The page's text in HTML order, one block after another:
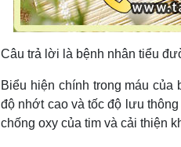
Câu trả lời là bệnh nhân tiểu
Biểu hiện chính trong máu
độ nhớt cao và tốc độ lưu
chống oxy của tim và cải thiện